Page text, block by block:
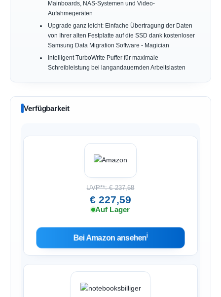
Mainboards, NAS-Systemen und Video-
Aufahmegeräten
Upgrade ganz leicht: Einfache Übertragung der Daten
von Ihrer alten Festplatte auf die SSD dank kostenloser
Samsung Data Migration Software - Magician
Intelligent TurboWrite Puffer für maximale
Schreibleistung bei langandauernden Arbeitslasten
Verfügbarkeit
UVP**: € 237,68
€ 227,59
Auf Lager
Bei Amazon ansehenℹ︎